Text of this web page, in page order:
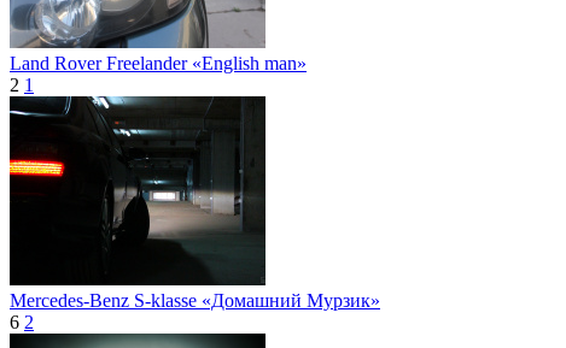
Land Rover Freelander «English man»
2 1
Mercedes-Benz S-klasse «Домашний Мурзик»
6 2